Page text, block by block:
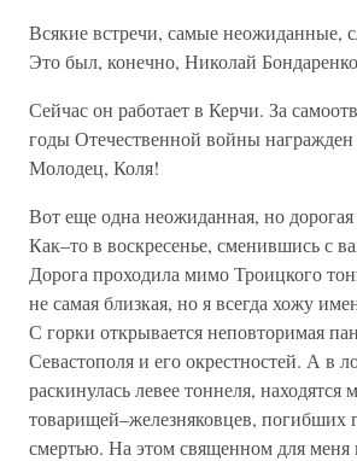
Всякие встречи, самые неожиданные,
Это был, конечно, Николай
Сейчас он работает в Керчи. За
годы Отечественной войны
Молодец, Коля!
Вот еще одна неожиданная, но дорогая
Как–то в воскресенье, сменившись с
Дорога проходила мимо Троицкого
не самая близкая, но я всегда хожу
С горки открывается неповторимая
Севастополя и его окрестностей. А в
раскинулась левее тоннеля,
товарищей–железняковцев, погибших
смертью. На этом священном для меня